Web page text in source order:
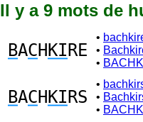
Il y a 9 mots de
BACH KI RE
•
•
•
BACH KI RS
•
•
•